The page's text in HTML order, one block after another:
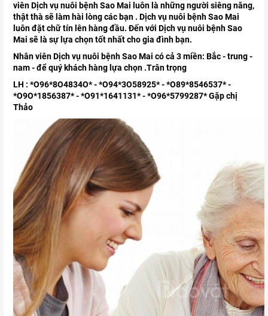
viên Dịch vụ nuôi bệnh Sao Mai luôn là những người siêng năng,
thật thà sẽ làm hài lòng các bạn . Dịch vụ nuôi bệnh Sao Mai
luôn đặt chữ tín lên hàng đầu. Đến với Dịch vụ nuôi bệnh Sao
Mai sẽ là sự lựa chọn tốt nhất cho gia đình bạn.
Nhân viên Dịch vụ nuôi bệnh Sao Mai có cả 3 miền: Bắc - trung -
nam - để quý khách hàng lựa chọn .Trân trọng
LH : *O96*8O4834O* - *O94*3O58925* - *O89*8546537* -
*O9O*1856387* - *O91*1641131* - *O96*5799287* Gặp chị
Thảo